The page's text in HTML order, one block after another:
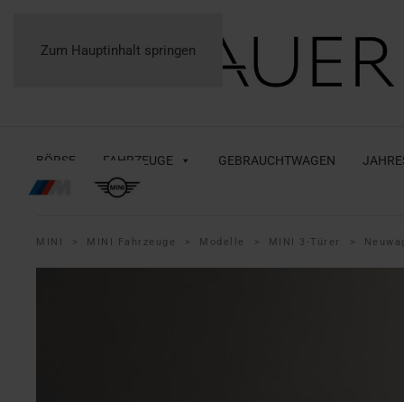
Zum Hauptinhalt springen
BÖRSE FAHRZEUGE GEBRAUCHTWAGEN
MINI MINI Fahrzeuge Modelle MINI 3-Türer